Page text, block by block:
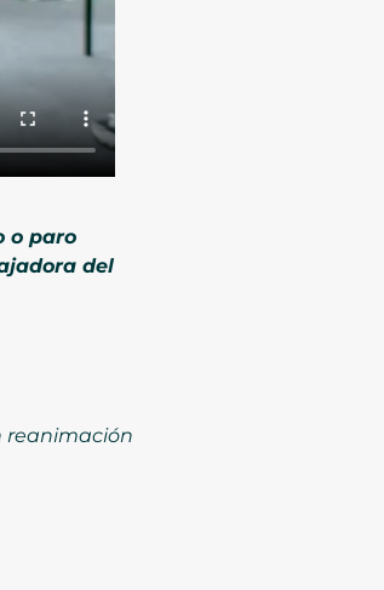
o paro
del
reanimación